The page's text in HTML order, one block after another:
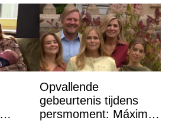
Opvallende
gebeurtenis tijdens
persmoment: Máxima